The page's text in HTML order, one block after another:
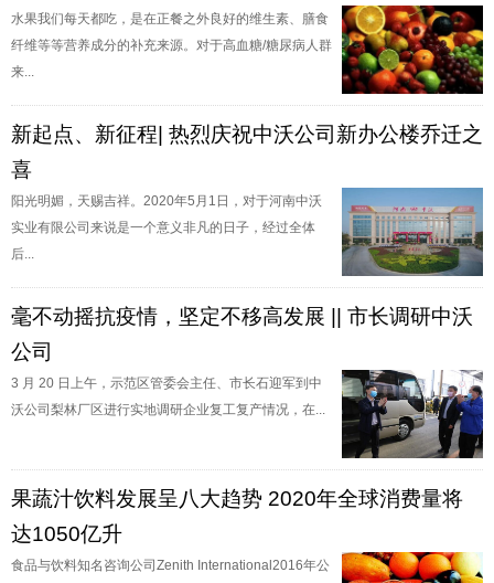
水果我们每天都吃，是在正餐之外良好的维生素、膳食
纤维等等营养成分的补充来源。对于高血糖/糖尿病人群
来...
新起点、新征程| 热烈庆祝中沃公司新办公楼乔迁之
喜
阳光明媚，天赐吉祥。2020年5月1日，对于河南中沃
实业有限公司来说是一个意义非凡的日子，经过全体
后...
毫不动摇抗疫情，坚定不移高发展 || 市长调研中沃
公司
3 月 20 日上午，示范区管委会主任、市长石迎军到中
沃公司梨林厂区进行实地调研企业复工复产情况，在...
果蔬汁饮料发展呈八大趋势 2020年全球消费量将
达1050亿升
食品与饮料知名咨询公司Zenith International2016年公